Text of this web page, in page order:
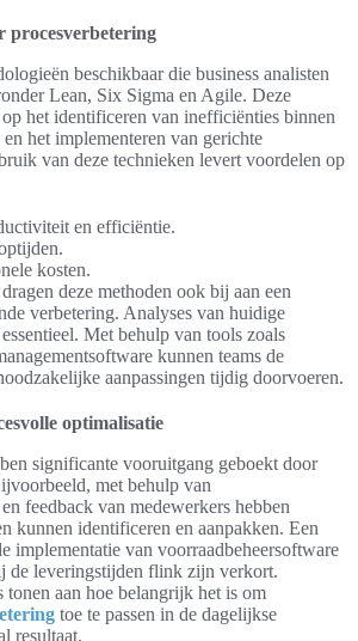
procesverbetering
beschikbaar die business analisten
Lean, Six Sigma en Agile. Deze
het identificeren van inefficiënties binnen
en het implementeren van gerichte
van deze technieken levert voordelen op
en efficiëntie.
kosten.
deze methoden ook bij aan een
verbetering. Analyses van huidige
Met behulp van tools zoals
kunnen teams de
aanpassingen tijdig doorvoeren.
optimalisatie
significante vooruitgang geboekt door
met behulp van
feedback van medewerkers hebben
kunnen identificeren en aanpakken. Een
implementatie van voorraadbeheersoftware
de leveringstijden flink zijn verkort.
tonen aan hoe belangrijk het is om
toe te passen in de dagelijkse
resultaat.